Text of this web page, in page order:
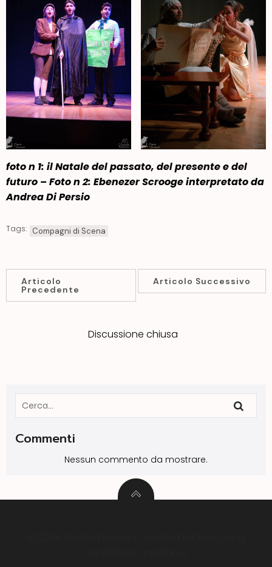
foto n 1: il Natale del passato, del presente e del
futuro – Foto n 2: Ebenezer Scrooge interpretato da
Andrea Di Persio
Tags: Compagni di Scena
Articolo
Precedente
Articolo Successivo
Discussione chiusa
Commenti
Nessun commento da mostrare.